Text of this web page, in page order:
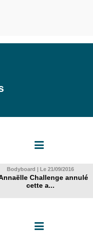
Bodyboard | Le 21/09/2016
Challenge annulé
cette a...